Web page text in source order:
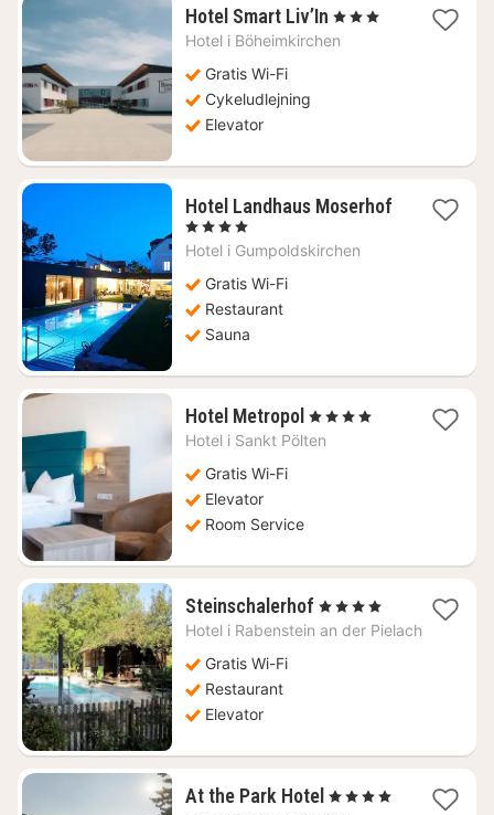
Hotel Smart Liv’In 1
nat
, 3 Stjerner
Hotel i Böheimkirchen
Gratis Wi-Fi
Cykeludlejning
Elevator
Hotel Landhaus Moserhof
1
nat
955
kr.
, 4 Stjerner
Hotel i Gumpoldskirchen
Gratis Wi-Fi
Restaurant
Sauna
Hotel Metropol 1
nat
, 4 Stjerner
Hotel i Sankt Pölten
Gratis Wi-Fi
Elevator
Room Service
Steinschalerhof 1
nat
, 4 Stjerner
Hotel i Rabenstein an der Pielach
Gratis Wi-Fi
Restaurant
Elevator
At the Park Hotel 1
, 4 Stjerner